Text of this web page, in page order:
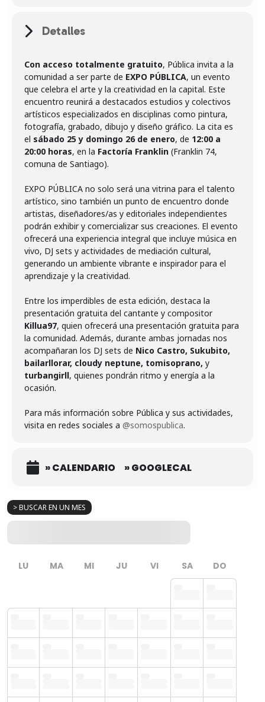
> BUSCAR EN UN MES
LU MA MI JU VI SA DO
Detalles
Con acceso totalmente gratuito, Pública invita a la
comunidad a ser parte de EXPO PÚBLICA, un evento
que celebra el arte y la creatividad en la capital. Este
encuentro reunirá a destacados estudios y colectivos
artísticos especializados en disciplinas como pintura,
fotografía, grabado, dibujo y diseño gráfico. La cita es
el sábado 25 y domingo 26 de enero, de 12:00 a
20:00 horas, en la Factoría Franklin (Franklin 74,
comuna de Santiago).
EXPO PÚBLICA no solo será una vitrina para el talento
artístico, sino también un punto de encuentro donde
artistas, diseñadores/as y editoriales independientes
podrán exhibir y comercializar sus creaciones. El evento
ofrecerá una experiencia integral que incluye música en
vivo, DJ sets y actividades de mediación cultural,
generando un ambiente vibrante e inspirador para el
aprendizaje y la creatividad.
Entre los imperdibles de esta edición, destaca la
presentación gratuita del cantante y compositor
Killua97, quien ofrecerá una presentación gratuita para
la comunidad. Además, durante ambas jornadas nos
acompañaran los DJ sets de Nico Castro, Sukubito,
bailarllorar, cloudy neptune, tomisoprano, y
turbangirll, quienes pondrán ritmo y energía a la
ocasión.
Para más información sobre Pública y sus actividades,
visita en redes sociales a @somospublica.
» CALENDARIO » GOOGLECAL